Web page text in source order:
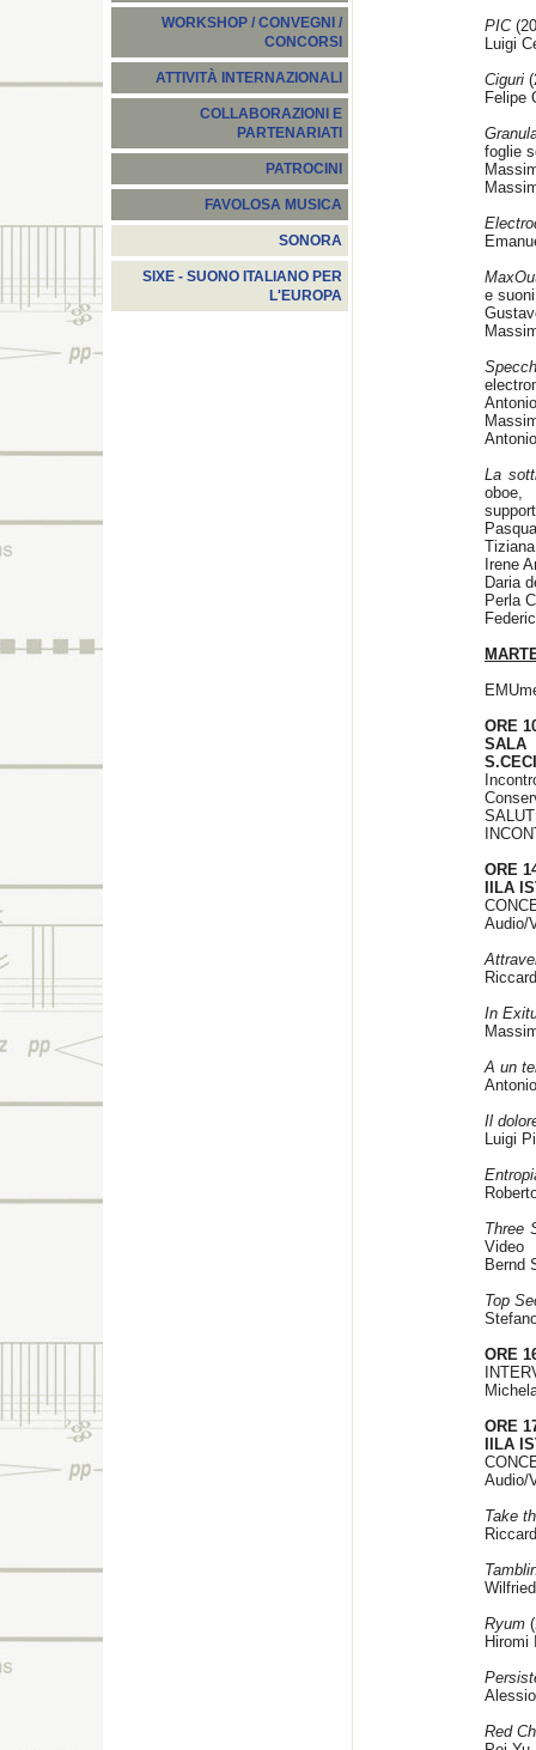
WORKSHOP / CONVEGNI /
CONCORSI
ATTIVITÀ INTERNAZIONALI
COLLABORAZIONI E
PARTENARIATI
PATROCINI
FAVOLOSA MUSICA
SONORA
SIXE - SUONO ITALIANO PER
L'EUROPA
PIC
Luigi
Ciguri
Felipe
foglie
e
La
oboe,
Irene
Daria
Perla
ORE
ORE
IILA
Audio/
In
A un
Il
Luigi
Three
Video
Bernd
Top
ORE
ORE
IILA
Audio/
Take
Ryum
Hiromi
Red